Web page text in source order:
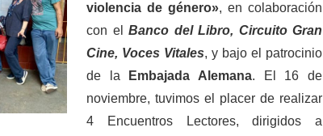
violencia de género», en colaboración
con el Banco del Libro, Circuito Gran
Cine, Voces Vitales, y bajo el patrocinio
de la
Embajada Alemana. El 16 de
noviembre, tuvimos el placer de realizar
4 Encuentros Lectores, dirigidos a